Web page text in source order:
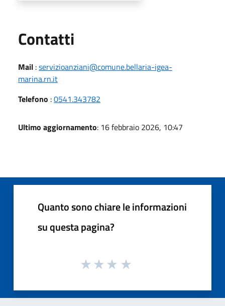
Contatti
Mail :servizioanziani@comune.bellaria-igea-
marina.rn.it
Telefono :0541.343782
Ultimo aggiornamento: 16 febbraio 2026, 10:47
Quanto sono chiare le informazioni
su questa pagina?